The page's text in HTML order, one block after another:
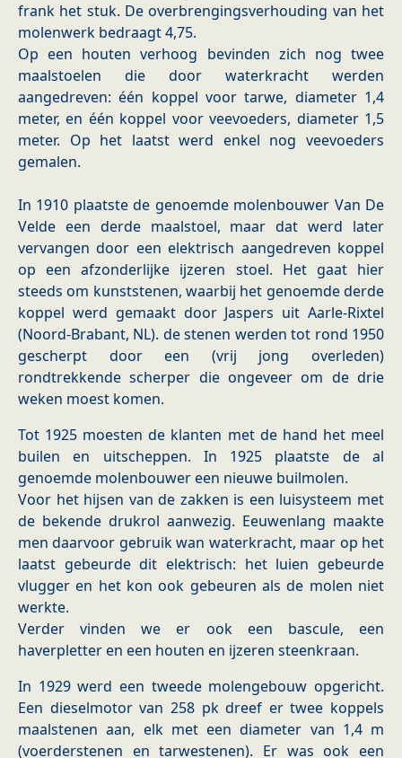
frank het stuk. De overbrengingsverhouding van het
molenwerk bedraagt 4,75.
Op een houten verhoog bevinden zich nog twee
maalstoelen die door waterkracht werden
aangedreven: één koppel voor tarwe, diameter 1,4
meter, en één koppel voor veevoeders, diameter 1,5
meter. Op het laatst werd enkel nog veevoeders
gemalen.
In 1910 plaatste de genoemde molenbouwer Van De
Velde een derde maalstoel, maar dat werd later
vervangen door een elektrisch aangedreven koppel
op een afzonderlijke ijzeren stoel. Het gaat hier
steeds om kunststenen, waarbij het genoemde derde
koppel werd gemaakt door Jaspers uit Aarle-Rixtel
(Noord-Brabant, NL). de stenen werden tot rond 1950
gescherpt door een (vrij jong overleden)
rondtrekkende scherper die ongeveer om de drie
weken moest komen.
Tot 1925 moesten de klanten met de hand het meel
builen en uitscheppen. In 1925 plaatste de al
genoemde molenbouwer een nieuwe builmolen.
Voor het hijsen van de zakken is een luisysteem met
de bekende drukrol aanwezig. Eeuwenlang maakte
men daarvoor gebruik wan waterkracht, maar op het
laatst gebeurde dit elektrisch: het luien gebeurde
vlugger en het kon ook gebeuren als de molen niet
werkte.
Verder vinden we er ook een bascule, een
haverpletter en een houten en ijzeren steenkraan.
In 1929 werd een tweede molengebouw opgericht.
Een dieselmotor van 258 pk dreef er twee koppels
maalstenen aan, elk met een diameter van 1,4 m
(voerderstenen en tarwestenen). Er was ook een